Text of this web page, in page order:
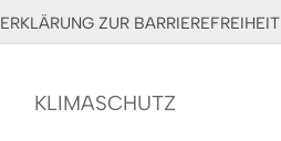
ERKLÄRUNG ZUR BARRIEREFREIHEIT
KLIMASCHUTZ